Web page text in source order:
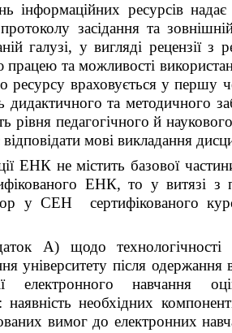
інформаційних ресурсів
засідання та
галузі, у вигляді рецензії з
працею та можливості
ресурсу враховується у першу
дидактичного та методичного
рівня педагогічного й
мові викладання
ЕНК не містить базової
ЕНК, то у витязі з
у СЕН сертифікованого
А) щодо технологічності
університету після одержання
електронного навчання
необхідних
вимог до електронних